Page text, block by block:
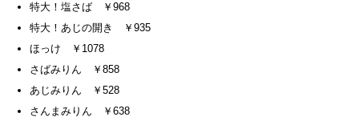
特大！塩さば ￥968
特大！あじの開き ￥935
ほっけ ￥1078
さばみりん ￥858
あじみりん ￥528
さんまみりん ￥638